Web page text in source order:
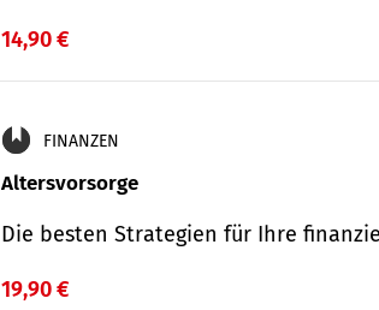
14,90 €
FINANZEN
Altersvorsorge
Die besten Strategien für Ihre
19,90 €